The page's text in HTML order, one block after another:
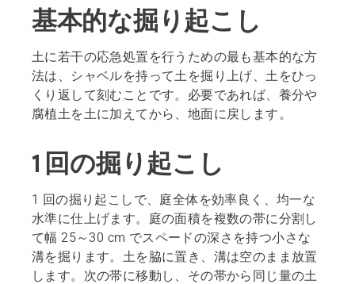
基本的な掘り起こし
土に若干の応急処置を行うための最も基本的な方
法は、シャベルを持って土を掘り上げ、土をひっ
くり返して刻むことです。必要であれば、養分や
腐植土を土に加えてから、地面に戻します。
1 回の掘り起こし
1 回の掘り起こしで、庭全体を効率良く、均一な
水準に仕上げます。庭の面積を複数の帯に分割し
て幅 25～30 cm でスペードの深さを持つ小さな
溝を掘ります。土を脇に置き、溝は空のまま放置
します。次の帯に移動し、その帯から同じ量の土